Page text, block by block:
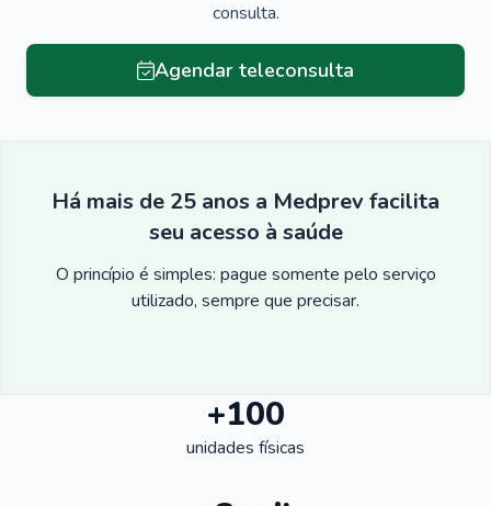
consulta.
Agendar teleconsulta
Há mais de 25 anos a Medprev facilita
seu acesso à saúde
O princípio é simples: pague somente pelo serviço
utilizado, sempre que precisar.
+100
unidades físicas